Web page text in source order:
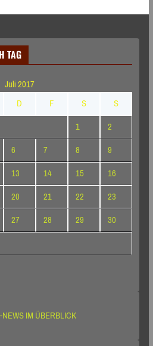
TAG
Juli 2017
D F S
S
1
2
6 7 8
9
13 14 15
16
20 21 22
23
27 28 29
30
IM ÜBERBLICK